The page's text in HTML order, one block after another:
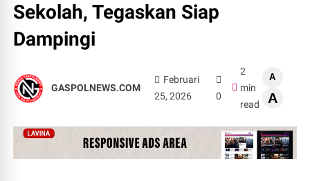
Sekolah, Tegaskan Siap
Dampingi
GASPOLNEWS.COM
Februari
25, 2026
0
2
min
read
A
A